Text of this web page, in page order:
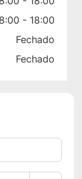
- 18:00
Fechado
Fechado